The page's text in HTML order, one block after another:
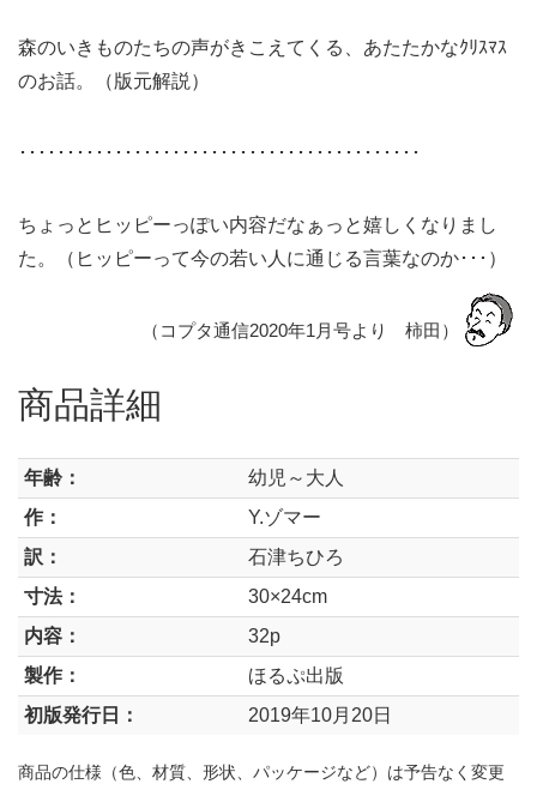
森のいきものたちの声がきこえてくる、あたたかなｸﾘｽﾏｽ
のお話。（版元解説）
･･････････････････････････････････････････
ちょっとヒッピーっぽい内容だなぁっと嬉しくなりまし
た。（ヒッピーって今の若い人に通じる言葉なのか･･･）
（コプタ通信2020年1月号より 柿田）
商品詳細
年齢：
幼児～大人
作：
Y.ゾマー
訳：
石津ちひろ
寸法：
30×24cm
内容：
32p
製作：
ほるぷ出版
初版発行日：
2019年10月20日
商品の仕様（色、材質、形状、パッケージなど）は予告なく変更